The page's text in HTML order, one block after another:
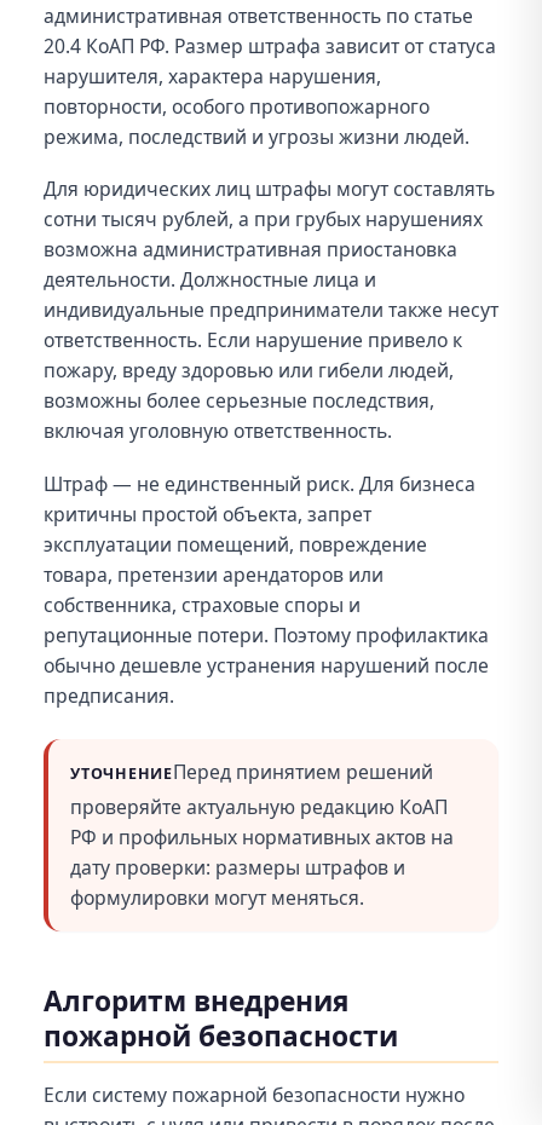
административная ответственность по статье
20.4 КоАП РФ. Размер штрафа зависит от статуса
нарушителя, характера нарушения,
повторности, особого противопожарного
режима, последствий и угрозы жизни людей.
Для юридических лиц штрафы могут составлять
сотни тысяч рублей, а при грубых нарушениях
возможна административная приостановка
деятельности. Должностные лица и
индивидуальные предприниматели также несут
ответственность. Если нарушение привело к
пожару, вреду здоровью или гибели людей,
возможны более серьезные последствия,
включая уголовную ответственность.
Штраф — не единственный риск. Для бизнеса
критичны простой объекта, запрет
эксплуатации помещений, повреждение
товара, претензии арендаторов или
собственника, страховые споры и
репутационные потери. Поэтому профилактика
обычно дешевле устранения нарушений после
предписания.
УТОЧНЕНИЕПеред принятием решений
проверяйте актуальную редакцию КоАП
РФ и профильных нормативных актов на
дату проверки: размеры штрафов и
формулировки могут меняться.
Алгоритм внедрения
пожарной безопасности
Если систему пожарной безопасности нужно